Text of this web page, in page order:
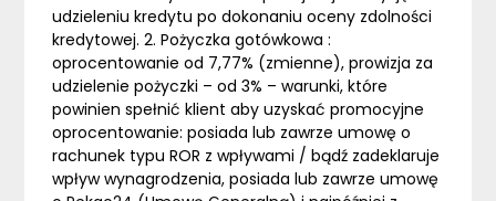
udzieleniu kredytu po dokonaniu oceny zdolności
kredytowej. 2. Pożyczka gotówkowa :
oprocentowanie od 7,77% (zmienne), prowizja za
udzielenie pożyczki – od 3% – warunki, które
powinien spełnić klient aby uzyskać promocyjne
oprocentowanie: posiada lub zawrze umowę o
rachunek typu ROR z wpływami / bądź zadeklaruje
wpływ wynagrodzenia, posiada lub zawrze umowę